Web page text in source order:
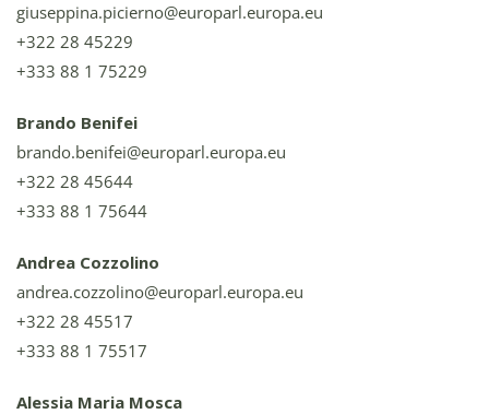
giuseppina.picierno@europarl.europa.eu
+322 28 45229
+333 88 1 75229
Brando Benifei
brando.benifei@europarl.europa.eu
+322 28 45644
+333 88 1 75644
Andrea Cozzolino
andrea.cozzolino@europarl.europa.eu
+322 28 45517
+333 88 1 75517
Alessia Maria Mosca